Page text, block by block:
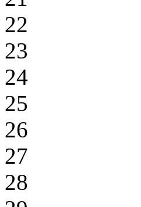
22
23
24
25
26
27
28